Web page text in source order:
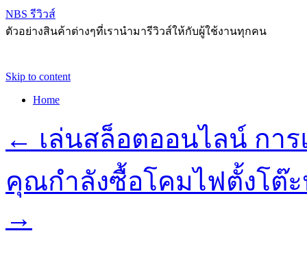
NBS รีวิวส์
ตัวอย่างสินค้าต่างๆที่เรานำมารีวิวส์ให้กับผู้ใช้งานทุกคน
Skip to content
Home
← เล่นสล็อตออนไลน์ กา
คุณกำลังซื้อโคมไฟตั้งโต๊
→